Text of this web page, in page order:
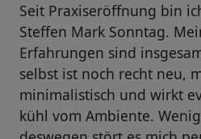
Seit Praxiseröffnung bin
Steffen Mark Sonntag.
Erfahrungen sind
selbst ist noch recht neu,
minimalistisch und wirkt
kühl vom Ambiente.